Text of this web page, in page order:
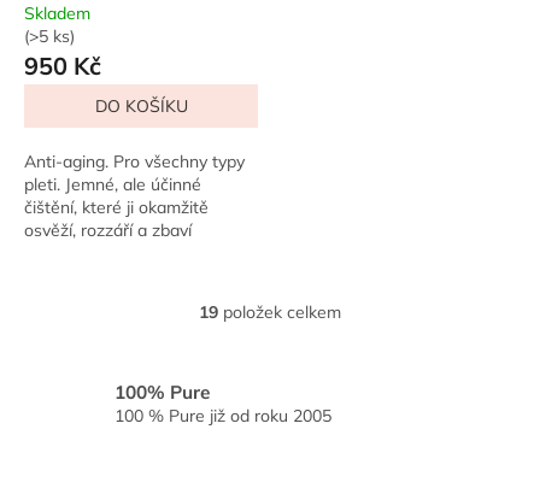
Průměrné
hodnocení
produktu
5,0
z
5
hvězdiček.
Skladem
(>5 ks)
950 Kč
DO KOŠÍKU
Anti-aging. Pro všechny typy
pleti. Jemné, ale účinné
čištění, které ji okamžitě
osvěží, rozzáří a zbaví
O
d
19 položek celkem
100% Pure
100 % Pure již od roku 2005